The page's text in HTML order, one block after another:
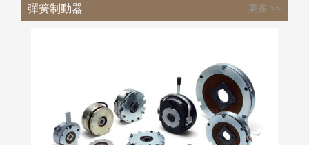
彈簧制動器 更多 >>
更多